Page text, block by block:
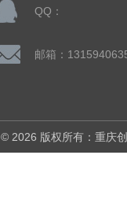
QQ：
邮箱：
© 2026 版权所有：重庆